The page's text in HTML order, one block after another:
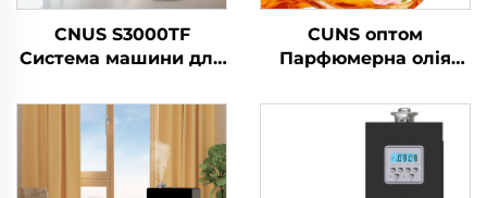
CNUS S3000TF
Система машини для
ароматичних олій в
готелі/коммерчній
ванній/комісії
CUNS оптом
Парфюмерна олія
Французька
ароматика Дуже
довговічна
дифузерна машинна